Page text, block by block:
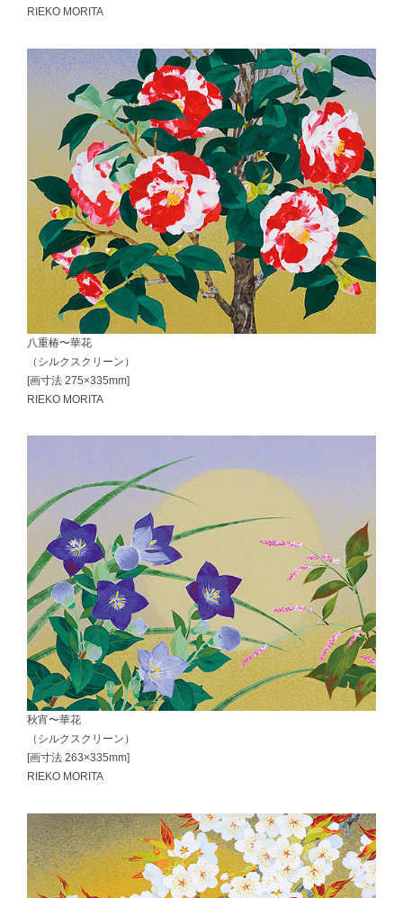
RIEKO MORITA
八重椿〜華花
（シルクスクリーン）
[画寸法 275×335mm]
RIEKO MORITA
秋宵〜華花
（シルクスクリーン）
[画寸法 263×335mm]
RIEKO MORITA